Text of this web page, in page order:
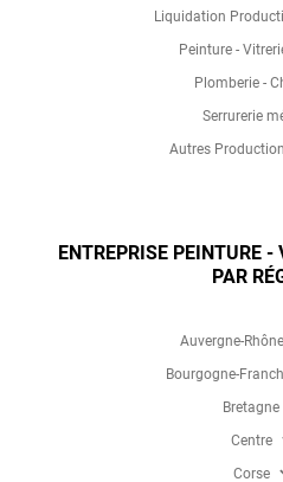
Liquidation
Peinture -
Plomberie -
Serrurerie
Autres
ENTREPRISE PEINTURE -
PAR
Auvergne-
Bourgogne-
Bretagne
Centre
Corse